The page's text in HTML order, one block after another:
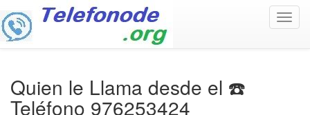
Quien le Llama desde el ☎️
Teléfono 976253424